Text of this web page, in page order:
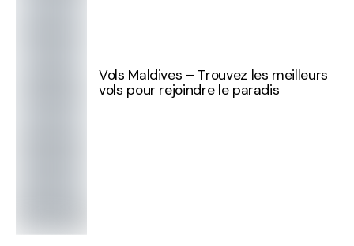
Vols Maldives – Trouvez les meilleurs
vols pour rejoindre le paradis